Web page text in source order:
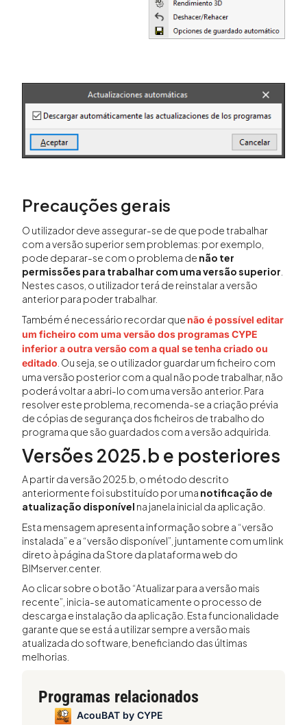
Precauções gerais
O utilizador deve assegurar-se de que pode trabalhar
com a versão superior sem problemas: por exemplo,
pode deparar-se com o problema de não ter
permissões para trabalhar com uma versão superior
Nestes casos, o utilizador terá de reinstalar a versão
anterior para poder trabalhar.
Também é necessário recordar quenão é possível editar
um ficheiro com uma versão dos programas CYPE
inferior a outra versão com a qual se tenha criado ou
editado . Ou seja, se o utilizador guardar um ficheiro com
uma versão posterior com a qual não pode trabalhar, não
poderá voltar a abri-lo com uma versão anterior. Para
resolver este problema, recomenda-se a criação prévia
de cópias de segurança dos ficheiros de trabalho do
programa que são guardados com a versão adquirida.
Versões 2025.b e posteriores
A partir da versão 2025.b, o método descrito
anteriormente foi substituído por uma notificação de
atualização disponível na janela inicial da aplicação.
Esta mensagem apresenta informação sobre a “versão
instalada” e a “versão disponível”, juntamente com um link
direto à página da Store da plataforma web do
BIMserver.center.
Ao clicar sobre o botão “Atualizar para a versão mais
recente”, inicia-se automaticamente o processo de
descarga e instalação da aplicação. Esta funcionalidade
garante que se está a utilizar sempre a versão mais
atualizada do software, beneficiando das últimas
melhorias.
Programas relacionados
AcouBAT by CYPE